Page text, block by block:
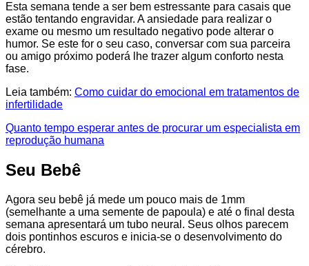
Esta semana tende a ser bem estressante para casais que
estão tentando engravidar. A ansiedade para realizar o
exame ou mesmo um resultado negativo pode alterar o
humor. Se este for o seu caso, conversar com sua parceira
ou amigo próximo poderá lhe trazer algum conforto nesta
fase.
Leia também: Como cuidar do emocional em tratamentos de
infertilidade
Quanto tempo esperar antes de procurar um especialista em
reprodução humana
Seu Bebê
Agora seu bebê já mede um pouco mais de 1mm
(semelhante a uma semente de papoula) e até o final desta
semana apresentará um tubo neural. Seus olhos parecem
dois pontinhos escuros e inicia-se o desenvolvimento do
cérebro.